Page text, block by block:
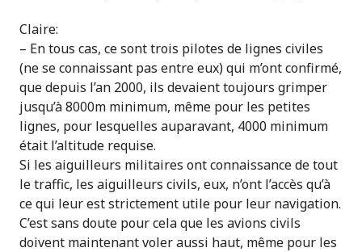
Claire:
– En tous cas, ce sont trois pilotes de lignes civiles
(ne se connaissant pas entre eux) qui m’ont confirmé,
que depuis l’an 2000, ils devaient toujours grimper
jusqu’à 8000m minimum, même pour les petites
lignes, pour lesquelles auparavant, 4000 minimum
était l’altitude requise.
Si les aiguilleurs militaires ont connaissance de tout
le traffic, les aiguilleurs civils, eux, n’ont l’accès qu’à
ce qui leur est strictement utile pour leur navigation.
C’est sans doute pour cela que les avions civils
doivent maintenant voler aussi haut, même pour les